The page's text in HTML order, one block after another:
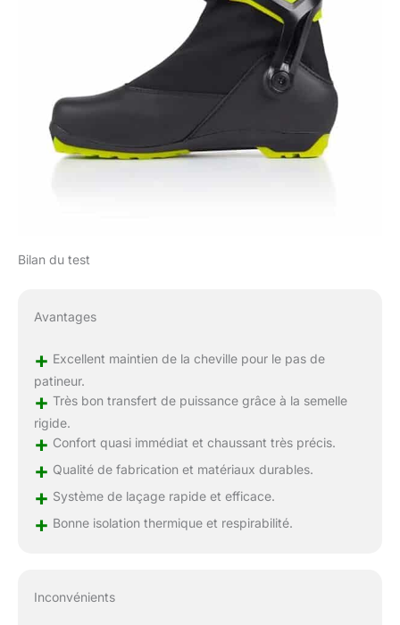
Bilan du test
Avantages
+ Excellent maintien de la cheville pour le pas de
patineur.
+ Très bon transfert de puissance grâce à la semelle
rigide.
+ Confort quasi immédiat et chaussant très précis.
+ Qualité de fabrication et matériaux durables.
+ Système de laçage rapide et efficace.
+ Bonne isolation thermique et respirabilité.
Inconvénients